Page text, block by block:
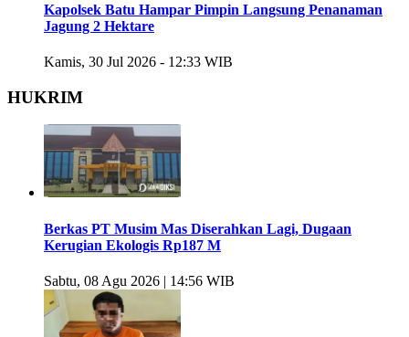
Kapolsek Batu Hampar Pimpin Langsung Penanaman
Jagung 2 Hektare
Kamis, 30 Jul 2026 - 12:33 WIB
HUKRIM
Berkas PT Musim Mas Diserahkan Lagi, Dugaan
Kerugian Ekologis Rp187 M
Sabtu, 08 Agu 2026 | 14:56 WIB